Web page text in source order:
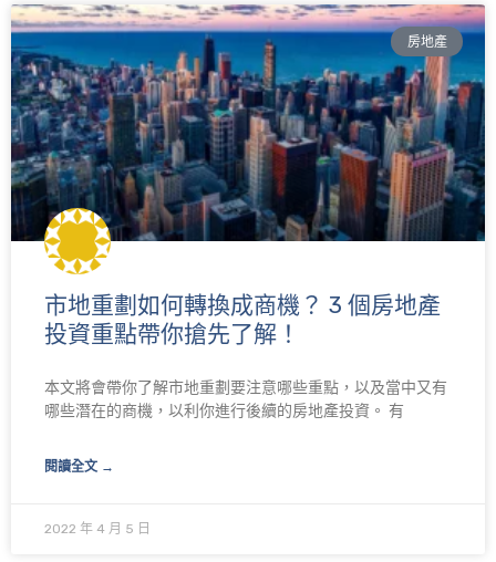
房地產
市地重劃如何轉換成商機？ 3 個房地產
投資重點帶你搶先了解！
本文將會帶你了解市地重劃要注意哪些重點，以及當中又有
哪些潛在的商機，以利你進行後續的房地產投資。 有
閱讀全文 →
2022 年 4 月 5 日